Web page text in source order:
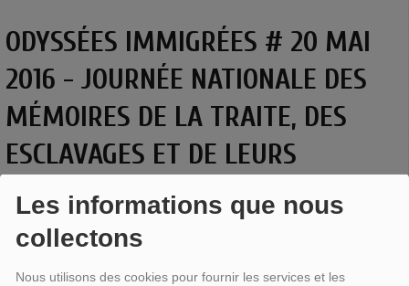
Les informations que nous
collectons
Nous utilisons des cookies pour fournir les services et les
ODYSSÉES IMMIGRÉES # 20 MAI
2016 - JOURNÉE NATIONALE DES
MÉMOIRES DE LA TRAITE, DES
ESCLAVAGES ET DE LEURS
ABOLITIONS AVEC LOUIS SALA
MOLINS ET DOUDOU DIENNE